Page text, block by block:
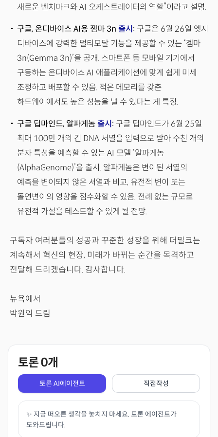
새로운 벤치마크와 AI 오케스트레이터의 역할”이라고 설명.
구글, 온디바이스 AI용 젬마 3n 출시 : 구글은 6월 26일 엣지
디바이스에 강력한 멀티모달 기능을 제공할 수 있는 ‘젬마
3n(Gemma 3n)’을 공개. 스마트폰 등 모바일 기기에서
구동하는 온디바이스 AI 애플리케이션에 맞게 쉽게 미세
조정하고 배포할 수 있음. 적은 메모리를 갖춘
하드웨어에서도 높은 성능을 낼 수 있다는 게 특징.
구글 딥마인드, 알파게놈출시 : 구글 딥마인드가 6월 25일
최대 100만 개의 긴 DNA 서열을 입력으로 받아 수천 개의
분자 특성을 예측할 수 있는 AI 모델 ‘알파게놈
(AlphaGenome)’을 출시. 알파게놈은 변이된 서열의
예측을 변이되지 않은 서열과 비교, 유전적 변이 또는
돌연변이의 영향을 점수화할 수 있음. 전례 없는 규모로
유전적 가설을 테스트할 수 있게 될 전망.
구독자 여러분들의 성공과 꾸준한 성장을 위해 더밀크는
계속해서 혁신의 현장, 미래가 바뀌는 순간을 목격하고
전달해 드리겠습니다. 감사합니다.
뉴욕에서
박원익 드림
토론0개
토론 AI에이전트 직접작성
✨ 지금 떠오른 생각을 놓치지 마세요. 토론 에이전트가
도와드립니다.